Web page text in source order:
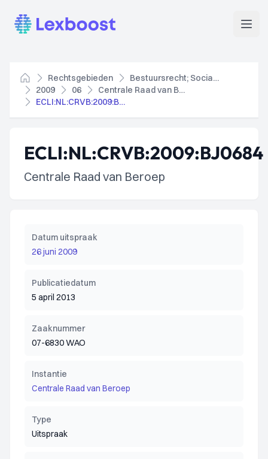
Lexboost
Home
Rechtsgebieden
Bestuursrecht; Socialezekerheidsrecht
2009
06
Centrale Raad van Beroep
ECLI:NL:CRVB:2009:BJ0684
ECLI:NL:CRVB:2009:BJ0684
Centrale Raad van Beroep
Datum uitspraak
26 juni 2009
Publicatiedatum
5 april 2013
Zaaknummer
07-6830 WAO
Instantie
Centrale Raad van Beroep
Type
Uitspraak